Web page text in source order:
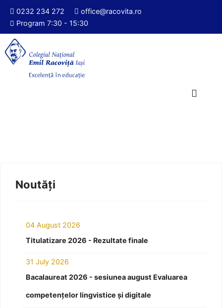
0232 234 272
office@racovita.ro
Program 7:30 - 15:30
Noutăți
04 August 2026
Titulatizare 2026 - Rezultate finale
31 July 2026
Bacalaureat 2026 - sesiunea august Evaluarea
competențelor lingvistice și digitale